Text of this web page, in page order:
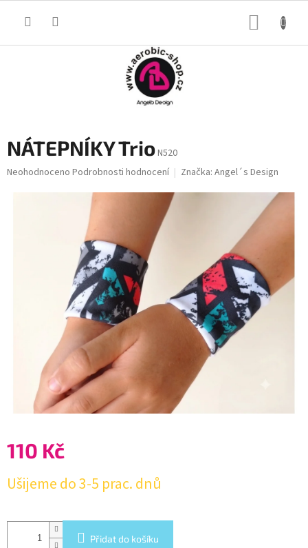
NÁTEPNÍKY TrioN520
Průměrné
Neohodnoceno Podrobnosti hodnocení Značka: Angel´s Design
110 Kč
cena:
Ušijeme do 3-5 prac. dnů
Přidat do košíku